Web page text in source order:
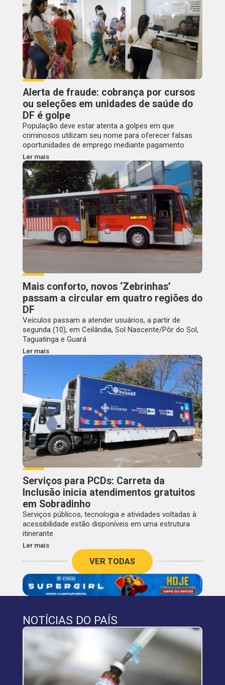
Alerta de fraude: cobrança por cursos
ou seleções em unidades de saúde do
DF é golpe
População deve estar atenta a golpes em que
criminosos utilizam seu nome para oferecer falsas
oportunidades de emprego mediante pagamento
Ler mais
Mais conforto, novos ‘Zebrinhas’
passam a circular em quatro regiões do
DF
Veículos passam a atender usuários, a partir de
segunda (10), em Ceilândia, Sol Nascente/Pôr do Sol,
Taguatinga e Guará
Ler mais
Serviços para PCDs: Carreta da
Inclusão inicia atendimentos gratuitos
em Sobradinho
Serviços públicos, tecnologia e atividades voltadas à
acessibilidade estão disponíveis em uma estrutura
itinerante
Ler mais
VER TODAS
NOTÍCIAS DO PAÍS